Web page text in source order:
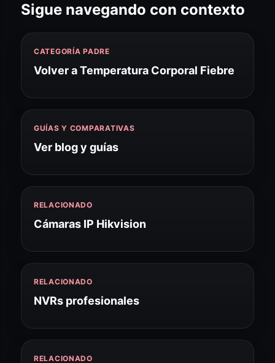
Sigue navegando con contexto
CATEGORÍA PADRE
Volver a Temperatura Corporal Fiebre
GUÍAS Y COMPARATIVAS
Ver blog y guías
RELACIONADO
Cámaras IP Hikvision
RELACIONADO
NVRs profesionales
RELACIONADO